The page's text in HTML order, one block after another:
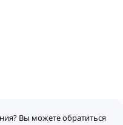
Вы можете обратиться